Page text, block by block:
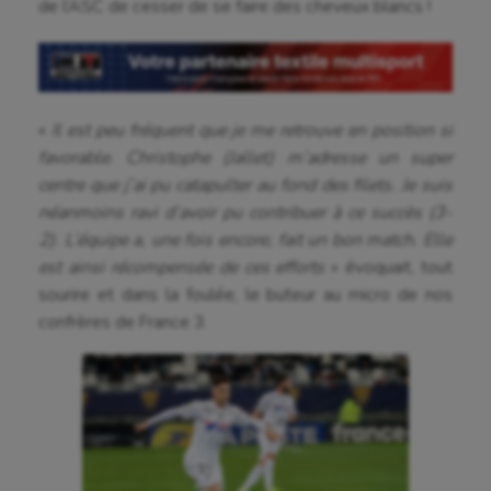
Aéronautique
de l’ASC de cesser de se faire des cheveux blancs !
Il est peu fréquent que je me retrouve en position si
favorable. Christophe (Jallet) m’adresse un super
centre que j’ai pu catapulter au fond des filets. Je suis
néanmoins ravi d’avoir pu contribuer à ce succès (3-
2). L’équipe a, une fois encore, fait un bon match. Elle
est ainsi récompensée de ces efforts
» évoquait, tout
sourire et dans la foulée, le buteur au micro de nos
confrères de France 3.